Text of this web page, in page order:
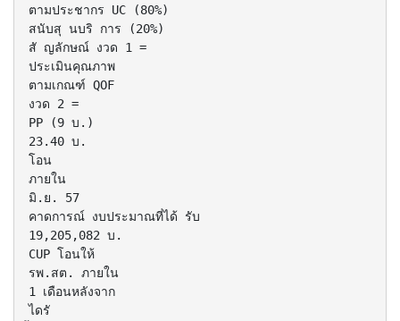
ตามประชากร UC (80%)
สนับสุ นบริ การ (20%)
สั ญลักษณ์ งวด 1 =
ประเมินคุณภาพ
ตามเกณฑ์ QOF
งวด 2 =
PP (9 บ.)
23.40 บ.
โอน
ภายใน
มิ.ย. 57
คาดการณ์ งบประมาณที่ได้ รับ
19,205,082 บ.
CUP โอนให้
รพ.สต. ภายใน
1 เดือนหลังจาก
ไดรั